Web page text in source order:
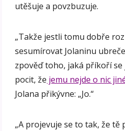
utěšuje a povzbuzuje.
„Takže jestli tomu dobře
sesumírovat Jolaninu
zpověď toho, jaká příkoří se
pocit, že jemu nejde o nic
Jolana přikývne: „Jo.“
„A projevuje se to tak, že tě